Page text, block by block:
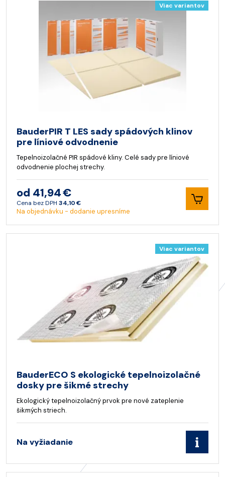
Viac variantov
BauderPIR T LES sady spádových klinov
pre líniové odvodnenie
Tepelnoizolačné PIR spádové kliny. Celé sady pre líniové
odvodnenie plochej strechy.
od 41,94 €
Cena bez DPH 34,10 €
Na objednávku - dodanie upresníme
Viac variantov
BauderECO S ekologické tepelnoizolačné
dosky pre šikmé strechy
Ekologický tepelnoizolačný prvok pre nové zateplenie
šikmých striech.
Na vyžiadanie